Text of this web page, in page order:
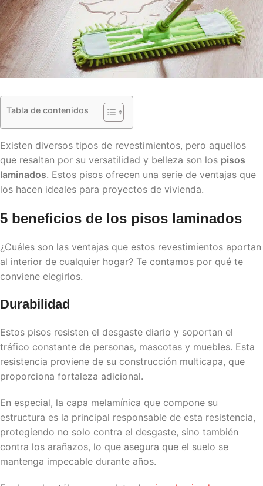
Tabla de contenidos
Existen diversos tipos de revestimientos, pero aquellos
que resaltan por su versatilidad y belleza son los pisos
laminados. Estos pisos ofrecen una serie de ventajas que
los hacen ideales para proyectos de vivienda.
5 beneficios de los pisos laminados
¿Cuáles son las ventajas que estos revestimientos aportan
al interior de cualquier hogar? Te contamos por qué te
conviene elegirlos.
Durabilidad
Estos pisos resisten el desgaste diario y soportan el
tráfico constante de personas, mascotas y muebles. Esta
resistencia proviene de su construcción multicapa, que
proporciona fortaleza adicional.
En especial, la capa melamínica que compone su
estructura es la principal responsable de esta resistencia,
protegiendo no solo contra el desgaste, sino también
contra los arañazos, lo que asegura que el suelo se
mantenga impecable durante años.